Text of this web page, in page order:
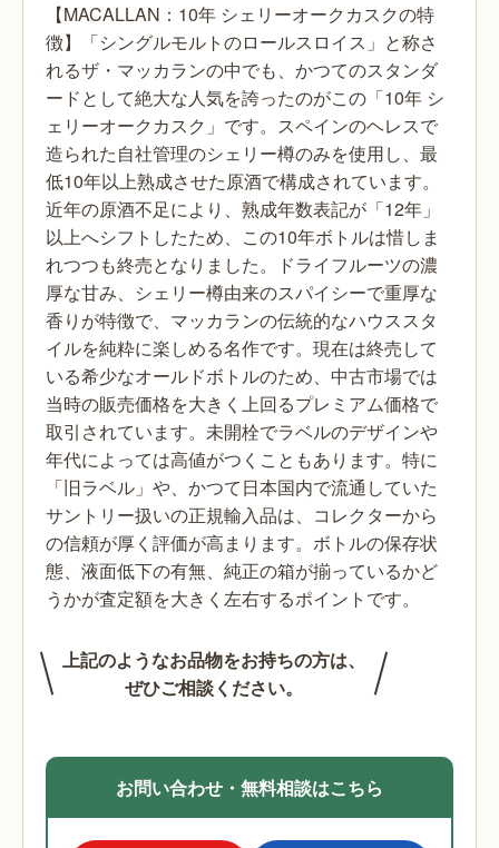
【MACALLAN：10年 シェリーオークカスクの特
徴】「シングルモルトのロールスロイス」と称さ
れるザ・マッカランの中でも、かつてのスタンダ
ードとして絶大な人気を誇ったのがこの「10年 シ
ェリーオークカスク」です。スペインのヘレスで
造られた自社管理のシェリー樽のみを使用し、最
低10年以上熟成させた原酒で構成されています。
近年の原酒不足により、熟成年数表記が「12年」
以上へシフトしたため、この10年ボトルは惜しま
れつつも終売となりました。ドライフルーツの濃
厚な甘み、シェリー樽由来のスパイシーで重厚な
香りが特徴で、マッカランの伝統的なハウススタ
イルを純粋に楽しめる名作です。現在は終売して
いる希少なオールドボトルのため、中古市場では
当時の販売価格を大きく上回るプレミアム価格で
取引されています。未開栓でラベルのデザインや
年代によっては高値がつくこともあります。特に
「旧ラベル」や、かつて日本国内で流通していた
サントリー扱いの正規輸入品は、コレクターから
の信頼が厚く評価が高まります。ボトルの保存状
態、液面低下の有無、純正の箱が揃っているかど
うかが査定額を大きく左右するポイントです。
上記のようなお品物をお持ちの方は、
ぜひご相談ください。
お問い合わせ・無料相談はこちら